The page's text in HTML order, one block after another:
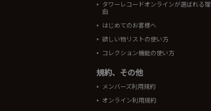
タワーレコードオンラインが選ばれる理
由
はじめてのお客様へ
欲しい物リストの使い方
コレクション機能の使い方
規約、その他
メンバーズ利用規約
オンライン利用規約